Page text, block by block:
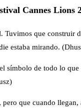
Cannes Lions
que construir
estaba mirando.
símbolo de todo lo
que cuando